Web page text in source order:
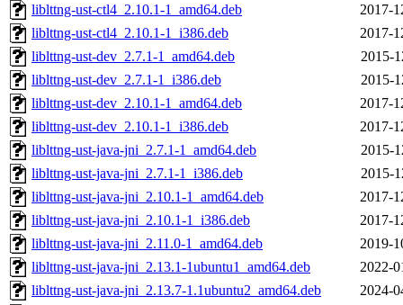
liblttng-ust-ctl4_2.10.1-1_amd64.deb
2017-
liblttng-ust-ctl4_2.10.1-1_i386.deb
2017-
liblttng-ust-dev_2.7.1-1_amd64.deb
2015-
liblttng-ust-dev_2.7.1-1_i386.deb
2015-
liblttng-ust-dev_2.10.1-1_amd64.deb
2017-
liblttng-ust-dev_2.10.1-1_i386.deb
2017-
liblttng-ust-java-jni_2.7.1-1_amd64.deb
2015-
liblttng-ust-java-jni_2.7.1-1_i386.deb
2015-
liblttng-ust-java-jni_2.10.1-1_amd64.deb
2017-
liblttng-ust-java-jni_2.10.1-1_i386.deb
2017-
liblttng-ust-java-jni_2.11.0-1_amd64.deb
2019-
liblttng-ust-java-jni_2.13.1-1ubuntu1_amd64.deb
2022-
liblttng-ust-java-jni_2.13.7-1.1ubuntu2_amd64.deb
2024-